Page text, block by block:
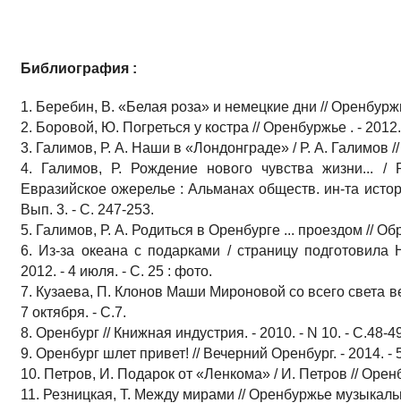
Библиография :
1. Беребин, В. «Белая роза» и немецкие дни //
2. Боровой, Ю. Погреться у костра // Оренбуржье . -
3. Галимов, Р. А. Наши в «Лондонграде» / Р. А. Галимов
4. Галимов, Р. Рождение нового чувства жизни...
Евразийское ожерелье : Альманах обществ. ин-та
Вып. 3. - С. 247-253.
5. Галимов, Р. А. Родиться в Оренбурге ... проездом //
6. Из-за океана с подарками / страницу
2012. - 4 июля. - С. 25 : фото.
7. Кузаева, П. Клонов Маши Мироновой со всего света
7 октября. - С.7.
8. Оренбург // Книжная индустрия. - 2010. - N 10. - С.48-
9. Оренбург шлет привет! // Вечерний Оренбург. - 2014.
10. Петров, И. Подарок от «Ленкома» / И. Петров //
11. Резницкая, Т. Между мирами // Оренбуржье